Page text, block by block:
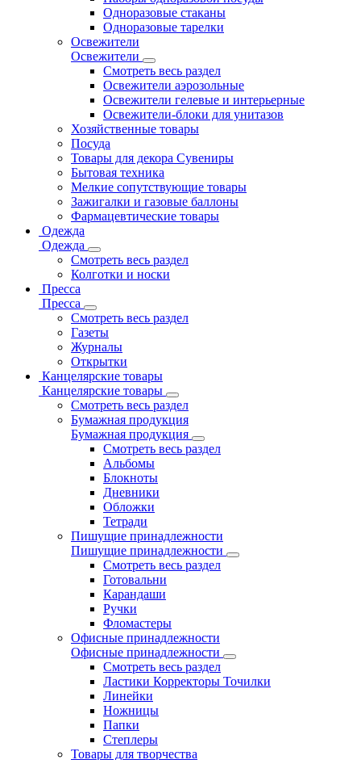
Одноразовые стаканы
Одноразовые тарелки
Освежители
Освежители
Смотреть весь раздел
Освежители аэрозольные
Освежители гелевые и интерьерные
Освежители-блоки для унитазов
Хозяйственные товары
Посуда
Товары для декора Сувениры
Бытовая техника
Мелкие сопутствующие товары
Зажигалки и газовые баллоны
Фармацевтические товары
Одежда
Одежда
Смотреть весь раздел
Колготки и носки
Пресса
Пресса
Смотреть весь раздел
Газеты
Журналы
Открытки
Канцелярские товары
Канцелярские товары
Смотреть весь раздел
Бумажная продукция
Бумажная продукция
Смотреть весь раздел
Альбомы
Блокноты
Дневники
Обложки
Тетради
Пишущие принадлежности
Пишущие принадлежности
Смотреть весь раздел
Готовальни
Карандаши
Ручки
Фломастеры
Офисные принадлежности
Офисные принадлежности
Смотреть весь раздел
Ластики Корректоры Точилки
Линейки
Ножницы
Папки
Степлеры
Товары для творчества